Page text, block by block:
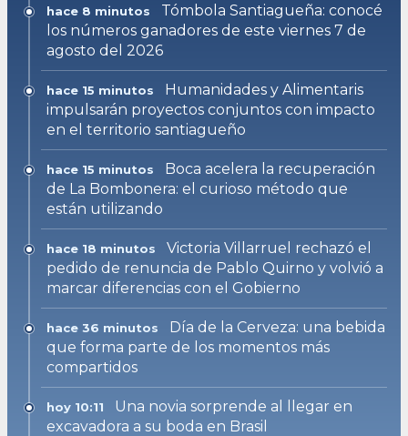
hace 8 minutos
Tómbola Santiagueña: conocé
los números ganadores de este viernes 7 de
agosto del 2026
hace 15 minutos
Humanidades y Alimentaris
impulsarán proyectos conjuntos con impacto
en el territorio santiagueño
hace 15 minutos
Boca acelera la recuperación
de La Bombonera: el curioso método que
están utilizando
hace 18 minutos
Victoria Villarruel rechazó el
pedido de renuncia de Pablo Quirno y volvió a
marcar diferencias con el Gobierno
hace 36 minutos
Día de la Cerveza: una bebida
que forma parte de los momentos más
compartidos
hoy 10:11
Una novia sorprende al llegar en
excavadora a su boda en Brasil